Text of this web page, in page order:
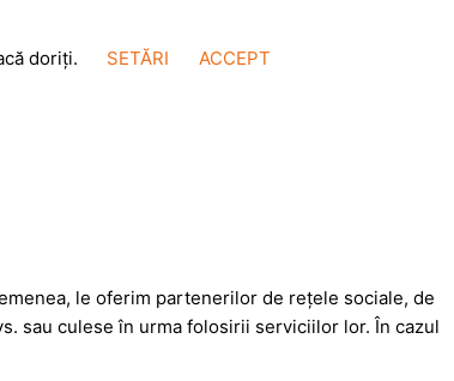
doriți. SETĂRI ACCEPT
le oferim partenerilor de rețele sociale, de
sau culese în urma folosirii serviciilor lor. În cazul